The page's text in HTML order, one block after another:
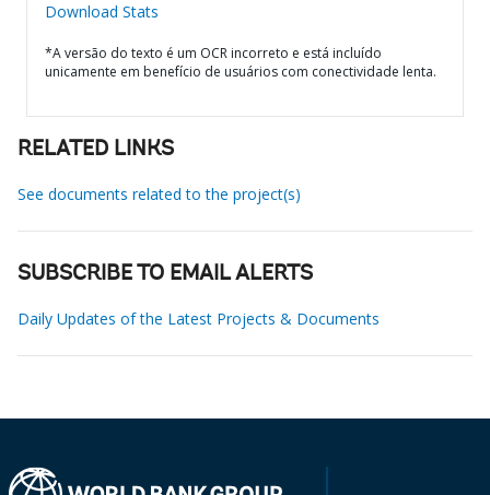
Download Stats
*A versão do texto é um OCR incorreto e está incluído
unicamente em benefício de usuários com conectividade lenta.
RELATED LINKS
See documents related to the project(s)
SUBSCRIBE TO EMAIL ALERTS
Daily Updates of the Latest Projects & Documents